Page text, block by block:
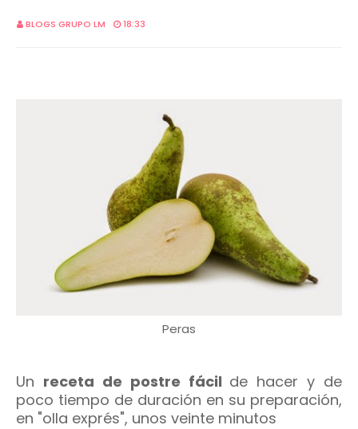
BLOGS GRUPO LM 18:33
Peras
Un receta de postre fácil de hacer y de
poco tiempo de duración en su preparación,
en "olla exprés", unos veinte minutos